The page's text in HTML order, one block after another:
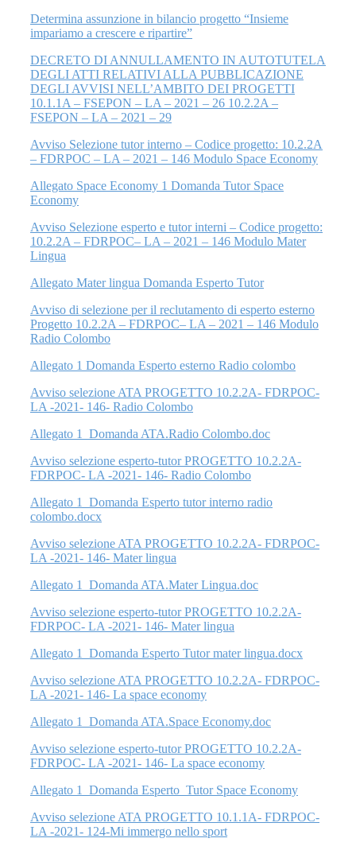
Determina assunzione in bilancio progetto “Insieme
impariamo a crescere e ripartire”
DECRETO DI ANNULLAMENTO IN AUTOTUTELA
DEGLI ATTI RELATIVI ALLA PUBBLICAZIONE
DEGLI AVVISI NELL’AMBITO DEI PROGETTI
10.1.1A – FSEPON – LA – 2021 – 26 10.2.2A –
FSEPON – LA – 2021 – 29
Avviso Selezione tutor interno – Codice progetto: 10.2.2A
– FDRPOC – LA – 2021 – 146 Modulo Space Economy
Allegato Space Economy 1 Domanda Tutor Space
Economy
Avviso Selezione esperto e tutor interni – Codice progetto:
10.2.2A – FDRPOC– LA – 2021 – 146 Modulo Mater
Lingua
Allegato Mater lingua Domanda Esperto Tutor
Avviso di selezione per il reclutamento di esperto esterno
Progetto 10.2.2A – FDRPOC– LA – 2021 – 146 Modulo
Radio Colombo
Allegato 1 Domanda Esperto esterno Radio colombo
Avviso selezione ATA PROGETTO 10.2.2A- FDRPOC-
LA -2021- 146- Radio Colombo
Allegato 1_Domanda ATA.Radio Colombo.doc
Avviso selezione esperto-tutor PROGETTO 10.2.2A-
FDRPOC- LA -2021- 146- Radio Colombo
Allegato 1_Domanda Esperto tutor interno radio
colombo.docx
Avviso selezione ATA PROGETTO 10.2.2A- FDRPOC-
LA -2021- 146- Mater lingua
Allegato 1_Domanda ATA.Mater Lingua.doc
Avviso selezione esperto-tutor PROGETTO 10.2.2A-
FDRPOC- LA -2021- 146- Mater lingua
Allegato 1_Domanda Esperto Tutor mater lingua.docx
Avviso selezione ATA PROGETTO 10.2.2A- FDRPOC-
LA -2021- 146- La space economy
Allegato 1_Domanda ATA.Space Economy.doc
Avviso selezione esperto-tutor PROGETTO 10.2.2A-
FDRPOC- LA -2021- 146- La space economy
Allegato 1_Domanda Esperto_Tutor Space Economy
Avviso selezione ATA PROGETTO 10.1.1A- FDRPOC-
LA -2021- 124-Mi immergo nello sport